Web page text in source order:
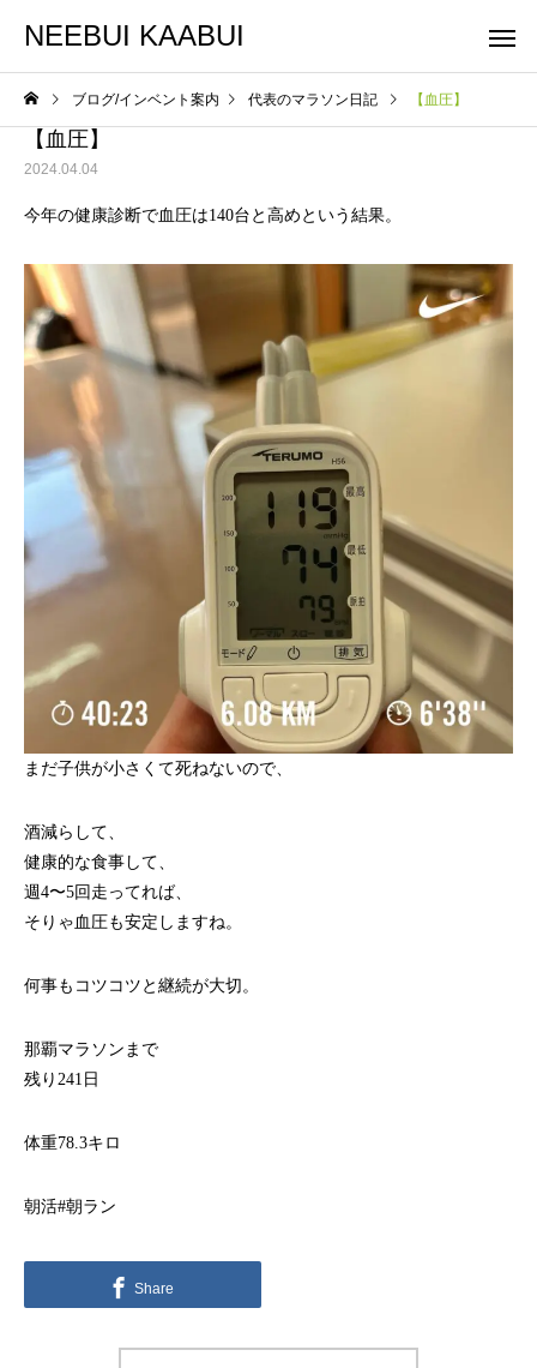
NEEBUI KAABUI
ヨガコー
スケジュール
10月スケジュールです
スケジュール
9月スケジュールです
ブログ/インベント案内 代表のマラソン日記 【血圧】
【血圧】
2024.04.04
今年の健康診断で血圧は140台と高めという結果。
まだ子供が小さくて死ねないので、
酒減らして、
健康的な食事して、
週4〜5回走ってれば、
そりゃ血圧も安定しますね。
何事もコツコツと継続が大切。
那覇マラソンまで
残り241日
体重78.3キロ
朝活#朝ラン
Share